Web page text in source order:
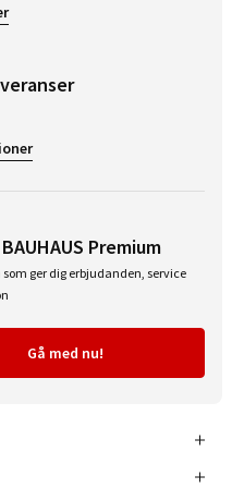
Premium
ger dig erbjudanden, service
Gå med nu!